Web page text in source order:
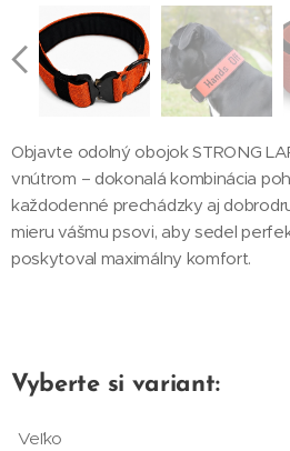
Objavte odolný obojok STRONG
vnútrom – dokonalá kombinácia
každodenné prechádzky aj
mieru vášmu psovi, aby sedel
poskytoval maximálny komfort.
Vyberte si variant:
Veľko